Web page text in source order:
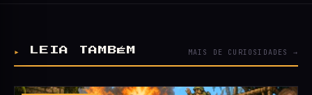
▸ LEIA TAMBÉM MAIS DE CURIOSIDADES →